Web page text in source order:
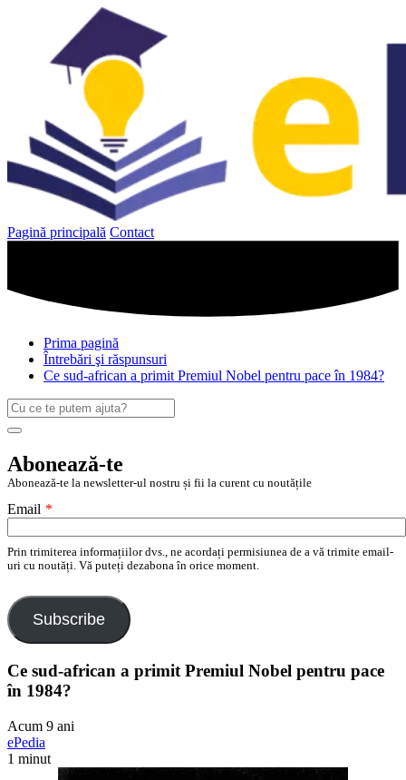
Pagină principală Contact
Prima pagină
Întrebări şi răspunsuri
Ce sud-african a primit Premiul Nobel pentru pace în 1984?
Caută
după:
Search
Abonează-te
Abonează-te la newsletter-ul nostru și fii la curent cu noutățile
Email *
Prin trimiterea informațiilor dvs., ne acordați permisiunea de a vă trimite email-
uri cu noutăți. Vă puteți dezabona în orice moment.
Subscribe
Ce sud-african a primit Premiul Nobel pentru pace
în 1984?
Acum 9 ani
ePedia
1 minut